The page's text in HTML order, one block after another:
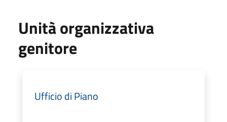
Unità organizzativa
genitore
Ufficio di Piano